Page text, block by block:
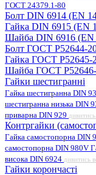
ГОСТ 24379.1-80
Болт DIN 6914 (EN
Гайка DIN 6915 (EN
Шайба DIN 6916 (EN
Болт ГОСТ Р52644-
Гайка ГОСТ Р52645-
Шайба ГОСТ
Гайки шестигранні
Гайка шестигранна DIN
шестигранна низька DIN
приварна DIN 929 дивитись
Контргайки
Гайка самостопорна DIN
самостопорна DIN 980V
висока DIN 6924 дивитись
Гайки корончасті